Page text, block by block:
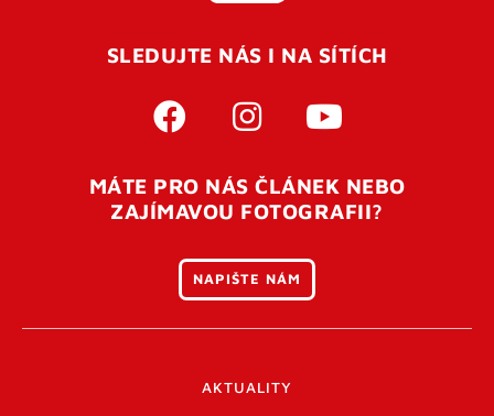
SLEDUJTE NÁS I NA SÍTÍCH
MÁTE PRO NÁS ČLÁNEK NEBO
ZAJÍMAVOU FOTOGRAFII?
NAPIŠTE NÁM
AKTUALITY